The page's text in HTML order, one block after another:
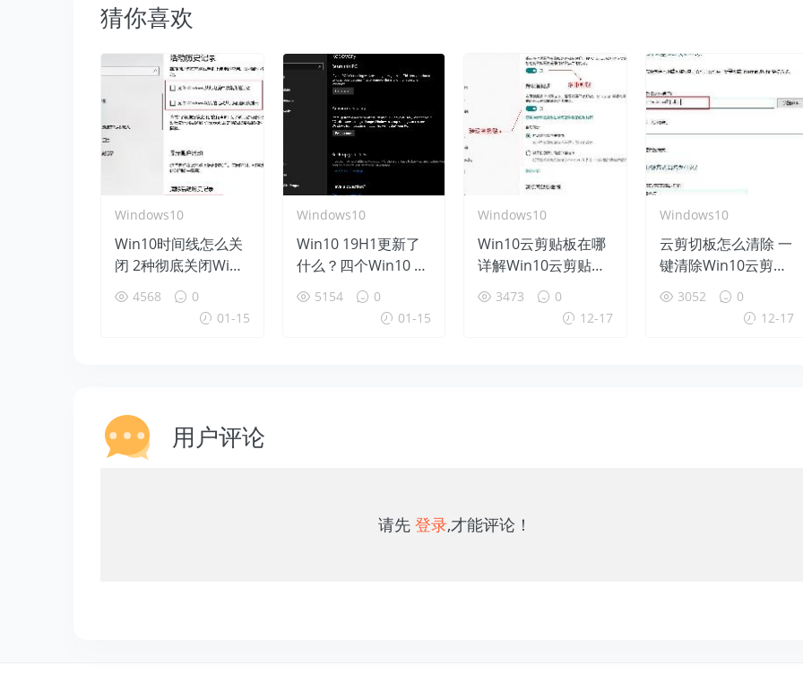
猜你喜欢
Windows10
Win10时间线怎么关
闭 2种彻底关闭Win1
0时间线方法
4568
0
01-15
Windows10
Win10 19H1更新了
什么？四个Win10 B
uild 18312新特性盘
点
5154
0
01-15
Windows10
Win10云剪贴板在哪
详解Win10云剪贴板
设置使用教程
3473
0
12-17
Windows10
云剪切板怎么清除 一
键清除Win10云剪切
板方法3052
0
12-17
用户评论
请先 登录,才能评论！